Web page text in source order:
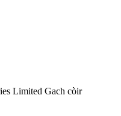
Limited Gach còir